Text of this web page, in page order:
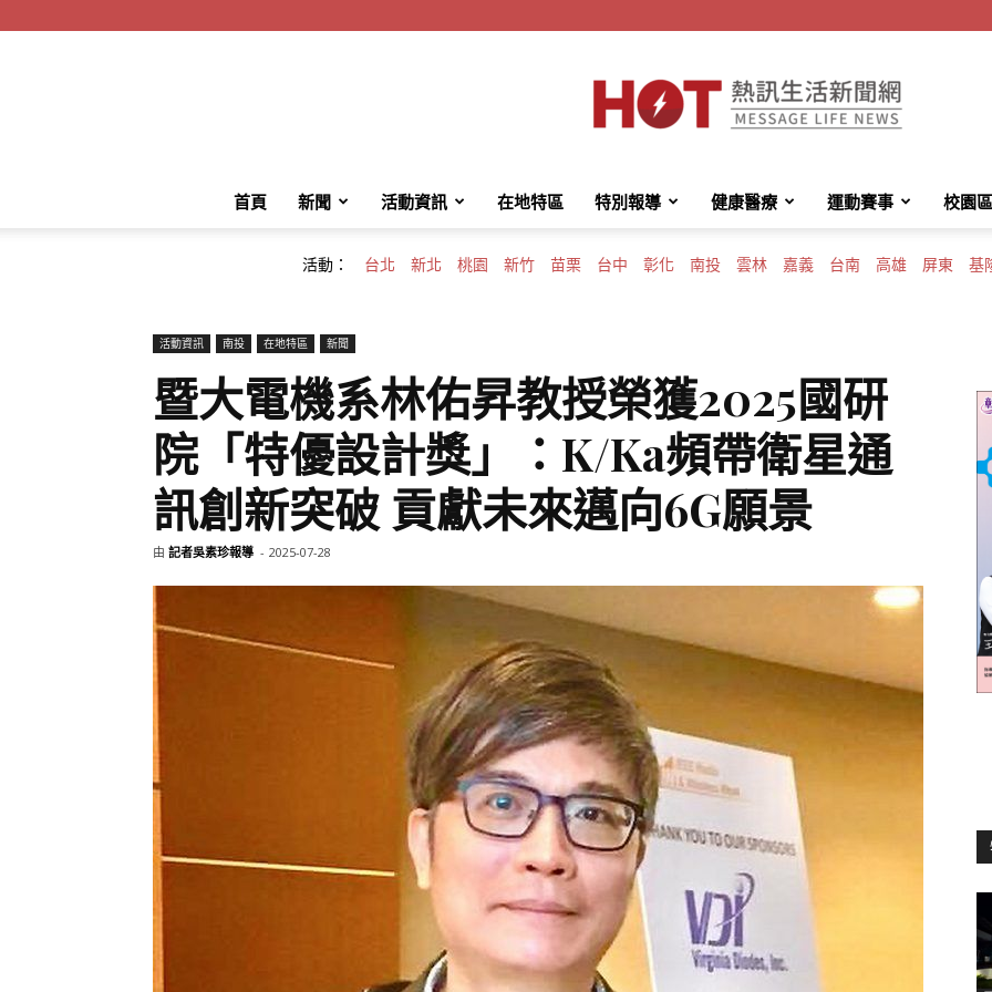
HotMessage
訊
首頁 新聞 活動資訊 在地特區 特別報導 健康醫療 運動賽事 校園區
活動： 台北 新北 桃園 新竹 苗栗 台中 彰化 南投 雲林 嘉義 台南 高雄 屏東 基
活動資訊 南投 在地特區 新聞
暨大電機系林佑昇教授榮獲2025國研
院「特優設計獎」：K/Ka頻帶衛星通
訊創新突破 貢獻未來邁向6G願景
由 記者吳素珍報導 - 2025-07-28